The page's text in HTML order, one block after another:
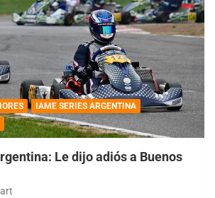
IAME SERIES ARGENTINA
Le dijo adiós a Buenos